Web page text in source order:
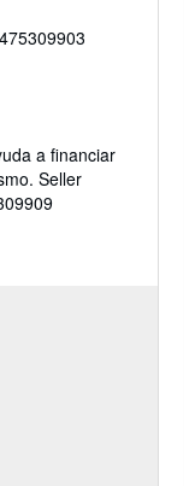
a financiar
Seller